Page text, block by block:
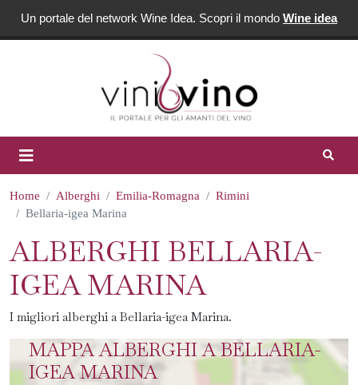
Un portale del network Wine Idea. Scopri il mondo Wine idea
Home Alberghi Emilia-Romagna
Rimini
Bellaria-igea Marina
ALBERGHI BELLARIA-
IGEA MARINA
I migliori alberghi a Bellaria-igea Marina.
MAPPA ALBERGHI A BELLARIA-
IGEA MARINA